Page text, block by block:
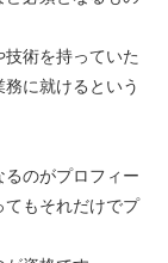
術を持っていた
に就けるという
のがプロフィー
もそれだけでプ